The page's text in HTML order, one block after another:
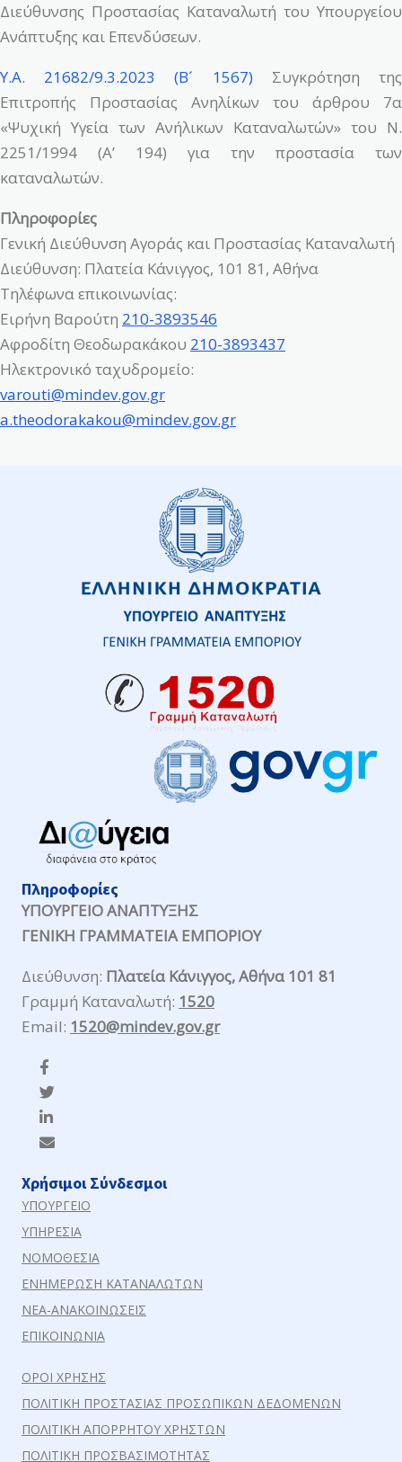
Διεύθυνσης Προστασίας Καταναλωτή του Υπουργείου
Ανάπτυξης και Επενδύσεων.
Y.A. 21682/9.3.2023 (B´ 1567)Συγκρότηση της
Επιτροπής Προστασίας Ανηλίκων του άρθρου 7α
«Ψυχική Υγεία των Ανήλικων Καταναλωτών» του Ν.
2251/1994 (Α’ 194) για την προστασία των
καταναλωτών.
Πληροφορίες
Γενική Διεύθυνση Αγοράς και Προστασίας Καταναλωτή
Διεύθυνση: Πλατεία Κάνιγγος, 101 81, Αθήνα
Τηλέφωνα επικοινωνίας:
Ειρήνη Βαρούτη 210-3893546
Αφροδίτη Θεοδωρακάκου 210-3893437
Ηλεκτρονικό ταχυδρομείο:
varouti@mindev.gov.gr
a.theodorakakou@mindev.gov.gr
Πληροφορίες
ΥΠΟΥΡΓΕΙΟ ΑΝΑΠΤΥΞΗΣ
ΓΕΝΙΚΗ ΓΡΑΜΜΑΤΕΙΑ ΕΜΠΟΡΙΟΥ
Διεύθυνση: Πλατεία Κάνιγγος, Αθήνα 101 81
Γραμμή Καταναλωτή: 1520
Email: 1520@mindev.gov.gr
Χρήσιμοι Σύνδεσμοι
ΥΠΟΥΡΓΕΙΟ
ΥΠΗΡΕΣΙΑ
ΝΟΜΟΘΕΣΙΑ
ΕΝΗΜΕΡΩΣΗ ΚΑΤΑΝΑΛΩΤΩΝ
ΝΕΑ-ΑΝΑΚΟΙΝΩΣΕΙΣ
ΕΠΙΚΟΙΝΩΝΙΑ
ΟΡΟΙ ΧΡΗΣΗΣ
ΠΟΛΙΤΙΚΗ ΠΡΟΣΤΑΣΙΑΣ ΠΡΟΣΩΠΙΚΩΝ ΔΕΔΟΜΕΝΩΝ
ΠΟΛΙΤΙΚΗ ΑΠΟΡΡΗΤΟΥ ΧΡΗΣΤΩΝ
ΠΟΛΙΤΙΚΗ ΠΡΟΣΒΑΣΙΜΟΤΗΤΑΣ